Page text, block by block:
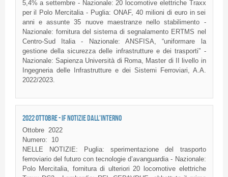
5,4% a settembre - Nazionale: 20 locomotive elettriche Traxx
per il Polo Mercitalia - Puglia: ONAF, 40 milioni di euro in sei
anni e assunte 35 nuove maestranze nello stabilimento -
Nazionale: fornitura del sistema di segnalamento ERTMS nel
Centro-Sud Italia - Nazionale: ANSFISA, “uniformare la
gestione della sicurezza delle infrastrutture e dei trasporti” -
Nazionale: Sapienza Università di Roma, Master di II livello in
Ingegneria delle Infrastrutture e dei Sistemi Ferroviari, A.A.
2022/2023.
2022 OTTOBRE - IF NOTIZIE DALL'INTERNO
Ottobre
2022
Numero:
10
NELLE NOTIZIE: Puglia: sperimentazione del trasporto
ferroviario del futuro con tecnologie d’avanguardia - Nazionale:
Polo Mercitalia, fornitura di ulteriori 20 locomotive elettriche